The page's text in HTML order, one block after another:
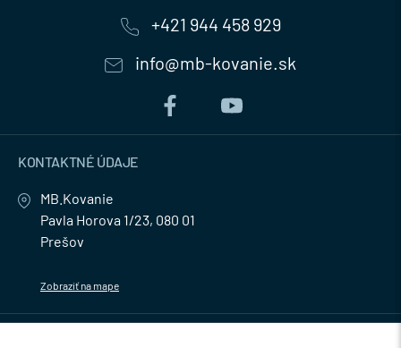
+421 944 458 929
info@mb-kovanie.sk
KONTAKTNÉ ÚDAJE
MB.Kovanie
Pavla Horova 1/23, 080 01
Prešov
Zobraziť na mape